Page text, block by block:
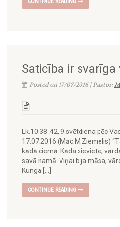
CONTINUE READING
Saticība ir svarīga
Posted on 17/07/2016 | Pastor:
Lk.10:38-42, 9.svētdiena pēc
17.07.2016 (Māc.M.Ziemelis)
kādā ciemā. Kāda sieviete,
savā namā. Viņai bija māsa,
Kunga […]
CONTINUE READING